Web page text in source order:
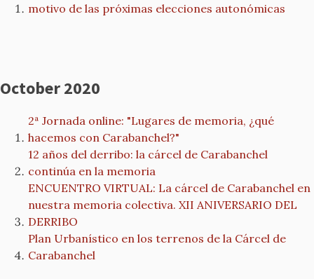
motivo de las próximas elecciones autonómicas
October 2020
2ª Jornada online: "Lugares de memoria, ¿qué
hacemos con Carabanchel?"
12 años del derribo: la cárcel de Carabanchel
continúa en la memoria
ENCUENTRO VIRTUAL: La cárcel de Carabanchel en
nuestra memoria colectiva. XII ANIVERSARIO DEL
DERRIBO
Plan Urbanístico en los terrenos de la Cárcel de
Carabanchel